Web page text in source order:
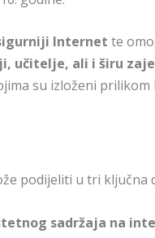
Internet te
učitelje, ali i širu
su izloženi prilikom
podijeliti u tri ključna
sadržaja na